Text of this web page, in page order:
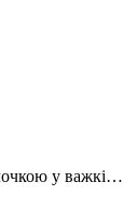
у важкі…